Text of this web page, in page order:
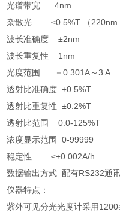
光谱带宽 4nm
杂散光 ≤0.5%T （220nm
波长准确度 ±2nm
波长重复性 1nm
光度范围 －0.301A～3 A
透射比准确度 ±0.5%T
透射比重复性 ±0.2%T
透射比范围 0.0-125%T
浓度显示范围 0-99999
稳定性 ≤±0.002A/h
数据输出方式 配有RS232通
仪器特点：
紫外可见分光光度计采用